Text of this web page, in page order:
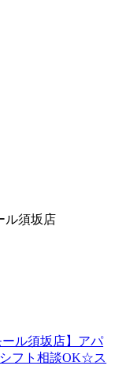
ル須坂店
ール須坂店】アパ
フト相談OK☆ス